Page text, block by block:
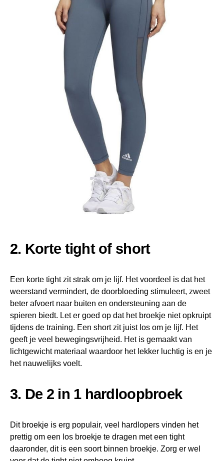
2. Korte tight of short
Een korte tight zit strak om je lijf. Het voordeel is dat het
weerstand vermindert, de doorbloeding stimuleert, zweet
beter afvoert naar buiten en ondersteuning aan de
spieren biedt. Let er goed op dat het broekje niet opkruipt
tijdens de training. Een short zit juist los om je lijf. Het
geeft je veel bewegingsvrijheid. Het is gemaakt van
lichtgewicht materiaal waardoor het lekker luchtig is en je
het nauwelijks voelt.
3. De 2 in 1 hardloopbroek
Dit broekje is erg populair, veel hardlopers vinden het
prettig om een los broekje te dragen met een tight
daaronder, dit is een soort binnen broekje. Zorg er wel